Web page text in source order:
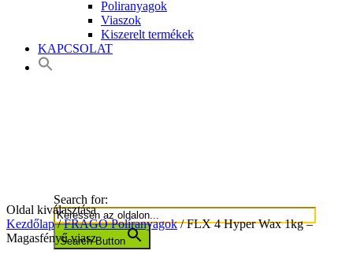
Poliranyagok
Viaszok
Kiszerelt termékek
KAPCSOLAT
Search for:
Search Button
Oldal kiválasztása
Kezdőlap/FRAGO Políranyagok/ FLX 4 Hyper Wax 1kg –
Magasfényű viasz